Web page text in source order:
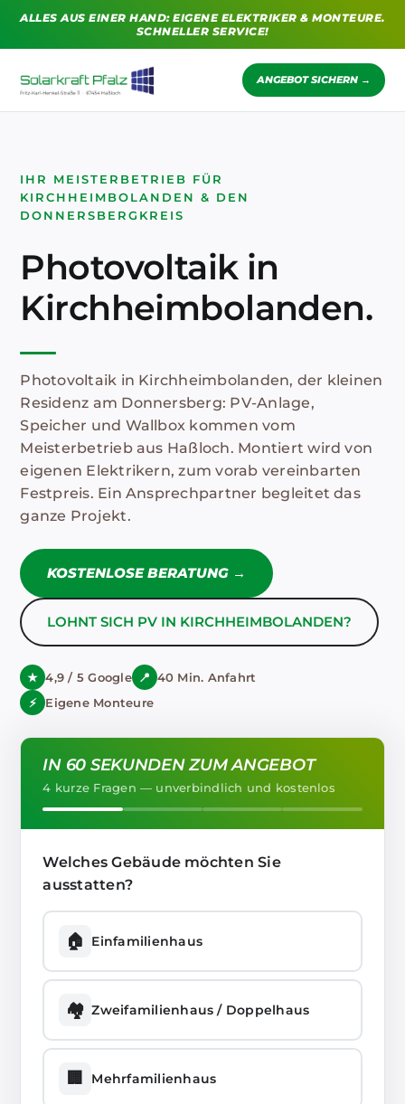
ZumALLES AUS EINER HAND: EIGENE ELEKTRIKER & MONTEURE.
SCHNELLER SERVICE!
ANGEBOT SICHERN →
IHR MEISTERBETRIEB FÜR
KIRCHHEIMBOLANDEN & DEN
DONNERSBERGKREIS
Photovoltaik in
Kirchheimbolanden.
Photovoltaik in Kirchheimbolanden, der kleinen
Residenz am Donnersberg: PV-Anlage,
Speicher und Wallbox kommen vom
Meisterbetrieb aus Haßloch. Montiert wird von
eigenen Elektrikern, zum vorab vereinbarten
Festpreis. Ein Ansprechpartner begleitet das
ganze Projekt.
KOSTENLOSE BERATUNG →
LOHNT SICH PV IN KIRCHHEIMBOLANDEN?
★ 4,9 / 5 Google 📍 40 Min. Anfahrt
⚡
Eigene Monteure
IN 60 SEKUNDEN ZUM ANGEBOT
4 kurze Fragen — unverbindlich und kostenlos
Welches Gebäude möchten Sie
ausstatten?
🏠 Einfamilienhaus
🏘️ Zweifamilienhaus / Doppelhaus
🏢 Mehrfamilienhaus